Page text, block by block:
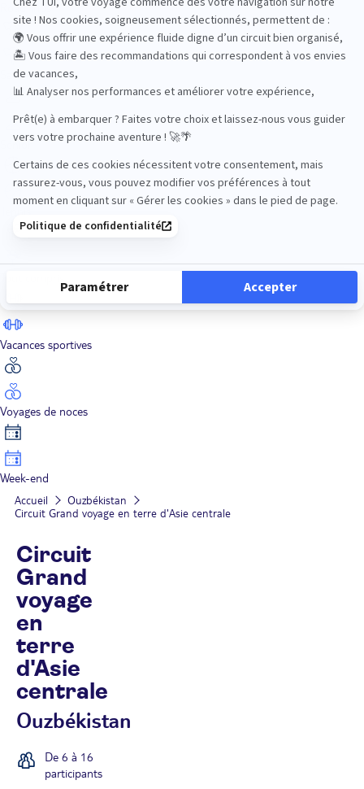
Road Trips
Safari
Sénior
Vacances sportives
Voyages de noces
Week-end
Accueil
Ouzbékistan
Circuit Grand voyage en terre d'Asie centrale
Circuit
Grand
voyage
en
terre
d'Asie
centrale
Ouzbékistan
De 6 à 16
participants